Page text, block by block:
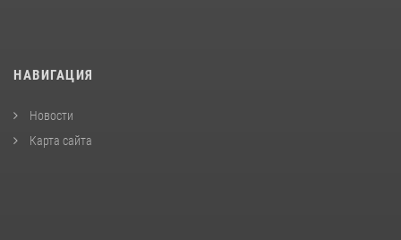
НАВИГАЦИЯ
Новости
Карта сайта